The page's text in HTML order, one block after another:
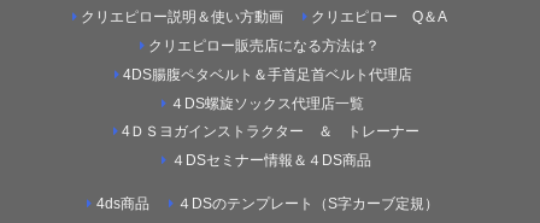
クリエピロー説明＆使い方動画
クリエピロー Q＆A
クリエピロー販売店になる方法は？
4DS腸腹ペタベルト＆手首足首ベルト代理店
４DS螺旋ソックス代理店一覧
4ＤＳヨガインストラクター ＆ トレーナー
４DSセミナー情報＆４DS商品
4ds商品
４DSのテンプレート（S字カーブ定規）